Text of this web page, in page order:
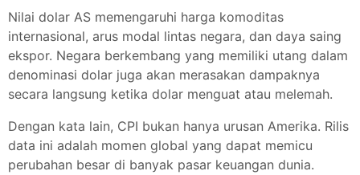
Nilai dolar AS memengaruhi harga komoditas
internasional, arus modal lintas negara, dan daya saing
ekspor. Negara berkembang yang memiliki utang dalam
denominasi dolar juga akan merasakan dampaknya
secara langsung ketika dolar menguat atau melemah.
Dengan kata lain, CPI bukan hanya urusan Amerika. Rilis
data ini adalah momen global yang dapat memicu
perubahan besar di banyak pasar keuangan dunia.